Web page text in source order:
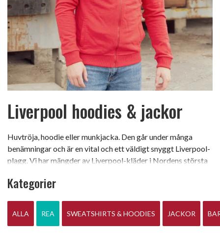
Liverpool hoodies & jackor
Huvtröja, hoodie eller munkjacka. Den går under många
benämningar och är en vital och ett väldigt snyggt Liverpool-
plagg. Vi har mängder av Liverpool-kläder i Nordens största
och skjortor hos Sam Dodds. Alltid officiella och licensierade
favoritplagg för en lång tid framöver.
Kategorier
ALLA REA SWEATSHIRTS & HOODIES JACKOR